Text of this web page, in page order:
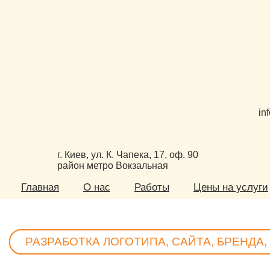
г. Киев, ул. К. Чапека, 17, оф. 90
район метро Вокзальная
Главная О нас Работы Цены на услуги
РАЗРАБОТКА ЛОГОТИПА, САЙТА,